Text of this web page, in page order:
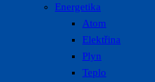
Energetika
Atom
Elektřina
Plyn
Teplo